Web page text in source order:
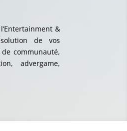
&
de vos
communauté,
advergame,